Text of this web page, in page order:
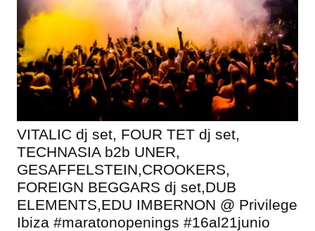
VITALIC dj set, FOUR TET dj set,
TECHNASIA b2b UNER,
GESAFFELSTEIN,CROOKERS,
FOREIGN BEGGARS dj set,DUB
ELEMENTS,EDU IMBERNON @ Privilege
Ibiza #maratonopenings #16al21junio